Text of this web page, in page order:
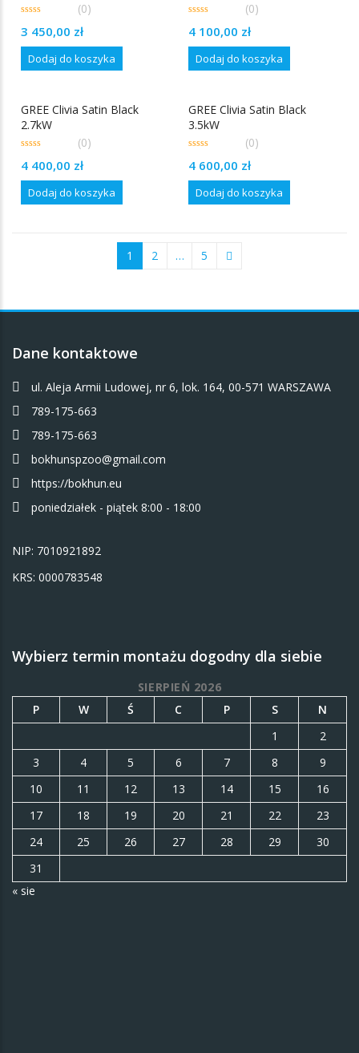
out
(0)
3 450,00 zł
Dodaj do koszyka
out
(0)
4 100,00 zł
Dodaj do koszyka
GREE Clivia Satin Black
2.7kW
out
(0)
4 400,00 zł
Dodaj do koszyka
GREE Clivia Satin Black
3.5kW
out
(0)
4 600,00 zł
Dodaj do koszyka
1 2 … 5
Dane kontaktowe
ul. Aleja Armii Ludowej, nr 6, lok. 164, 00-571 WARSZAWA
789-175-663
789-175-663
bokhunspzoo@gmail.com
https://bokhun.eu
poniedziałek - piątek 8:00 - 18:00
NIP: 7010921892
KRS: 0000783548
Wybierz termin montażu dogodny dla siebie
SIERPIEŃ 2026
P
W Ś C P S
N
1
2
3
4 5 6 7 8
9
10
11 12 13 14 15
16
17
18 19 20 21 22
23
24
25 26 27 28 29
30
31
« sie